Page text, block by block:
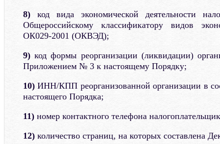
8)код вида экономической деятельности
Общероссийскому классификатору видов
ОК029-2001 (ОКВЭД);
9)код формы реорганизации (ликвидации)
Приложением № 3 к настоящему Порядку;
10)ИНН/КПП реорганизованной организации в
настоящего Порядка;
11)номер контактного телефона
12)количество страниц, на которых составлена